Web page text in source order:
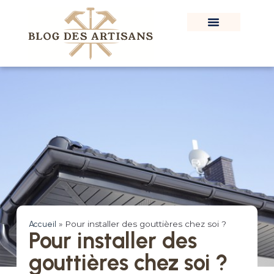
Accueil » Pour installer des gouttières chez soi ?
Pour installer des
gouttières chez soi ?